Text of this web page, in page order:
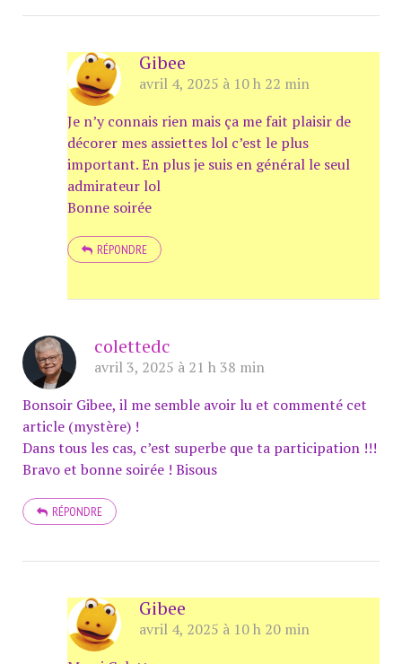
Gibee
avril 4, 2025 à 10 h 22 min
Je n’y connais rien mais ça me fait plaisir de
décorer mes assiettes lol c’est le plus
important. En plus je suis en général le seul
admirateur lol
Bonne soirée
RÉPONDRE
colettedc
avril 3, 2025 à 21 h 38 min
Bonsoir Gibee, il me semble avoir lu et commenté cet
article (mystère) !
Dans tous les cas, c’est superbe que ta participation !!!
Bravo et bonne soirée ! Bisous
RÉPONDRE
Gibee
avril 4, 2025 à 10 h 20 min